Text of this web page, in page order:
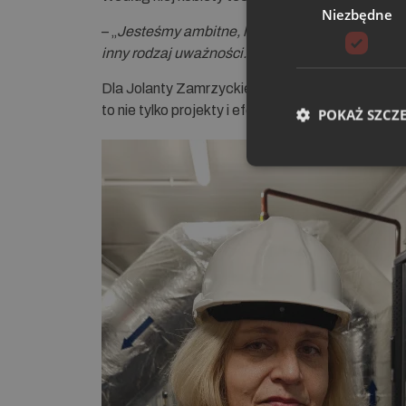
– „ Jesteśmy ambitne, lubimy się dokształcać i
inny rodzaj uważności.”
Dla Jolanty Zamrzyckiej-Marszałek kluczowe
to nie tylko projekty i efekty, ale też zespół, w
Niezbędne
POKAŻ